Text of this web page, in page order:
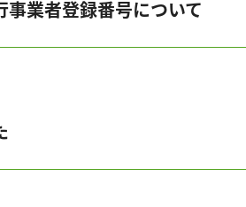
事業者登録番号について